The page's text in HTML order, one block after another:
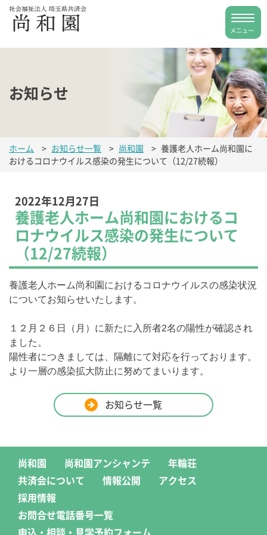
お知らせ
ホーム > お知らせ一覧 > 尚和園 > 養護老人ホーム尚和園に
おけるコロナウイルス感染の発生について（12/27続報）
2022年12月27日
養護老人ホーム尚和園におけるコ
ロナウイルス感染の発生について
（12/27続報）
養護老人ホーム尚和園におけるコロナウイルスの感染状況
についてお知らせいたします。
１２月２６日（月）に新たに入所者2名の陽性が確認され
ました。
陽性者につきましては、隔離にて対応を行っております。
より一層の感染拡大防止に努めてまいります。
お知らせ一覧
尚和園 尚和園アンシャンテ
年輪荘
共済会について
情報公開
アクセス
採用情報
お問合せ電話番号一覧
申込・相談・見学予約フォーム